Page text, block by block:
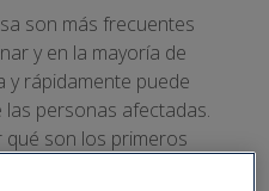
son más frecuentes
y en la mayoría de
rápidamente puede
las personas afectadas.
son los primeros